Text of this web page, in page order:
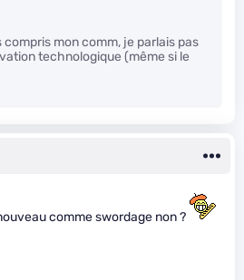
mon comm, je parlais pas
technologique (même si le
comme swordage non ?